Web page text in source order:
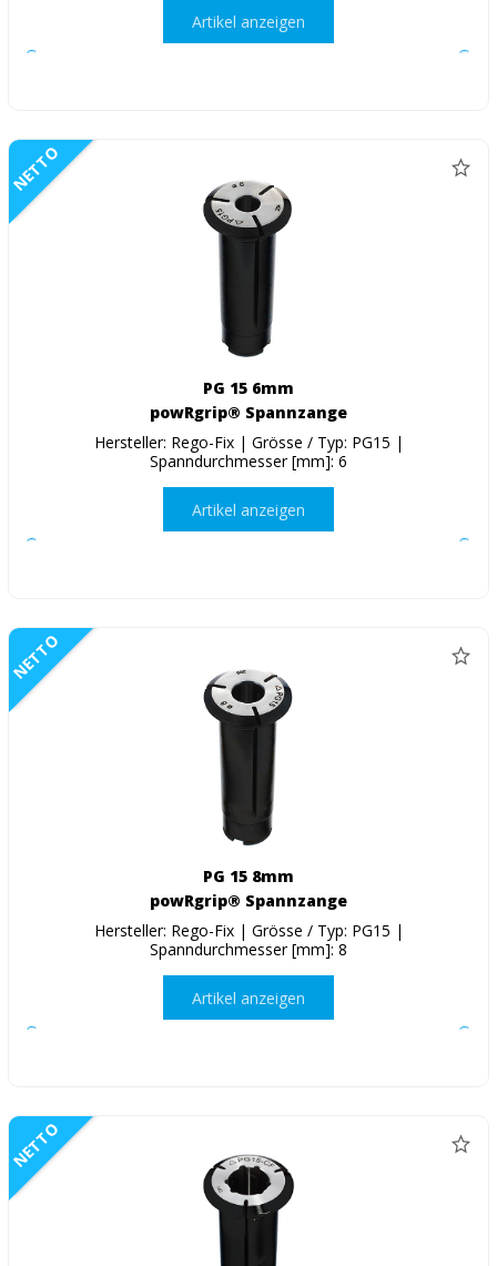
Artikel anzeigen
NETTO
PG 15 6mm
powRgrip® Spannzange
Hersteller: Rego-Fix | Grösse / Typ: PG15 |
Spanndurchmesser [mm]: 6
Artikel anzeigen
NETTO
PG 15 8mm
powRgrip® Spannzange
Hersteller: Rego-Fix | Grösse / Typ: PG15 |
Spanndurchmesser [mm]: 8
Artikel anzeigen
NETTO